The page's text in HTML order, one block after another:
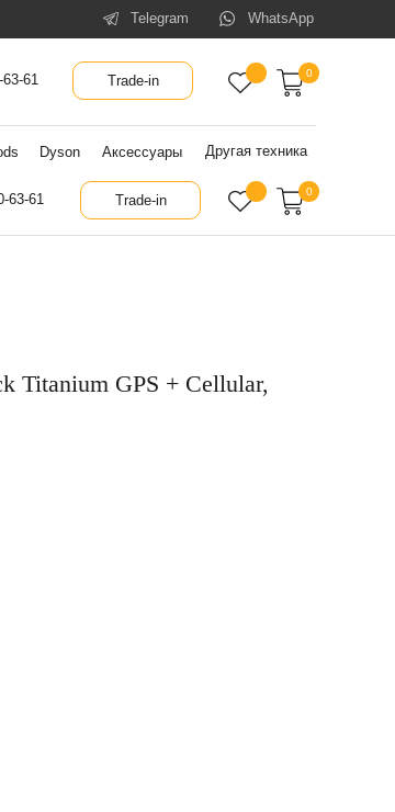
61 Trade-in
Telegram WhatsApp
Другая техника
Аксессуары
Dyson
0
63-61 Trade-in 0
Titanium GPS + Cellular,